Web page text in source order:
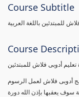
Course Subtitle
للمبتدئين باللغة العربية
Course
تعليم أدوبى فلاش للمبتدئين
أدوبى فلاش لعمل الرسوم
سوف يعقبها بإذن الله دورة